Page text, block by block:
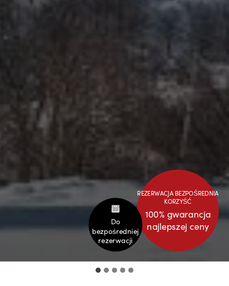
Do
bezpośredniej
rezerwacji
REZERWACJA BEZPOŚREDNIA
KORZYŚĆ
100% gwarancja
najlepszej ceny